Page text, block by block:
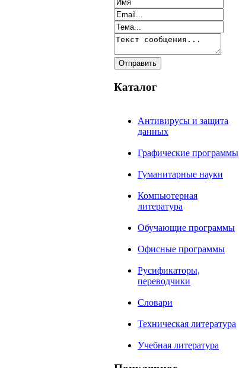
Каталог
Антивирусы и защита
данных
Графические программы
Гуманитарные науки
Компьютерная
литература
Обучающие программы
Офисные программы
Русификаторы,
переводчики
Словари
Техническая литература
Учебная литература